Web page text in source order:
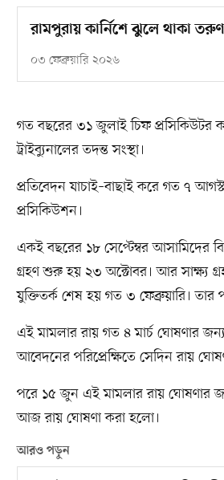
রামপুরায় কার্নিশে ঝুলে থাকা
০৩ ফেব্রুয়ারি ২০২৬
গত বছরের ৩১ জুলাই চিফ প্রসিকিউটর
ট্রাইব্যুনালের তদন্ত সংস্থা।
প্রতিবেদন যাচাই–বাছাই করে গত ৭
প্রসিকিউশন।
একই বছরের ১৮ সেপ্টেম্বর আসামিদের
গ্রহণ শুরু হয় ২৩ অক্টোবর। আর সাক্ষ্য
যুক্তিতর্ক শেষ হয় গত ৩ ফেব্রুয়ারি। তার
এই মামলার রায় গত ৪ মার্চ ঘোষণার জন্য
আবেদনের পরিপ্রেক্ষিতে সেদিন রায়
পরে ১৫ জুন এই মামলার রায় ঘোষণার
আজ রায় ঘোষণা করা হলো।
আরও পড়ুন